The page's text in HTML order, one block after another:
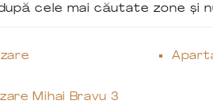
cele mai căutate zone și
Mihai Bravu 3